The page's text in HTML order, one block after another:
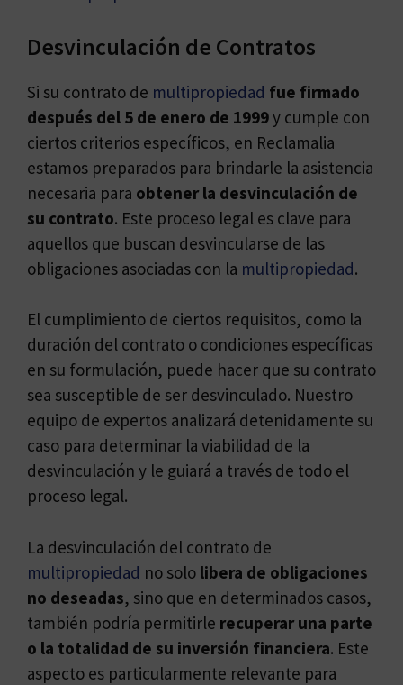
Desvinculación de Contratos
Si su contrato de multipropiedad fue firmado
después del 5 de enero de 1999y cumple con
ciertos criterios específicos, en Reclamalia
estamos preparados para brindarle la asistencia
necesaria para obtener la desvinculación de
su contrato. Este proceso legal es clave para
aquellos que buscan desvincularse de las
obligaciones asociadas con la multipropiedad.
El cumplimiento de ciertos requisitos, como la
duración del contrato o condiciones específicas
en su formulación, puede hacer que su contrato
sea susceptible de ser desvinculado. Nuestro
equipo de expertos analizará detenidamente su
caso para determinar la viabilidad de la
desvinculación y le guiará a través de todo el
proceso legal.
La desvinculación del contrato de
multipropiedad no solo libera de obligaciones
no deseadas, sino que en determinados casos,
también podría permitirle recuperar una parte
o la totalidad de su inversión financiera. Este
aspecto es particularmente relevante para